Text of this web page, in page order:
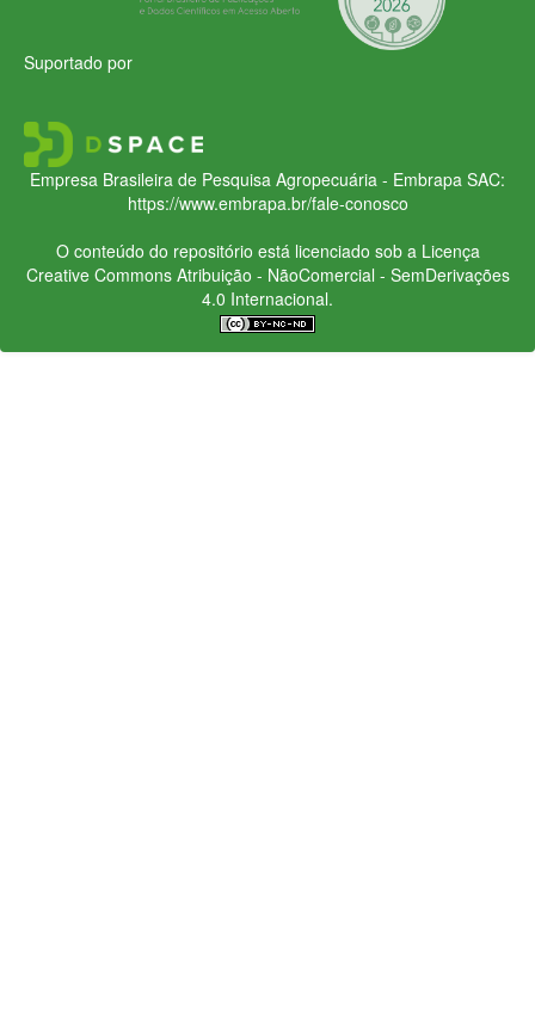
Suportado por
Empresa Brasileira de Pesquisa Agropecuária - Embrapa SAC:
https://www.embrapa.br/fale-conosco
O conteúdo do repositório está licenciado sob a Licença
Creative CommonsAtribuição - NãoComercial - SemDerivações
4.0 Internacional.